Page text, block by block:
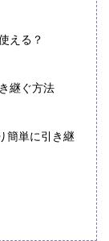
える？
継ぐ方法
簡単に引き継